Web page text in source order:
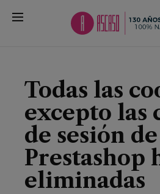
Todas las
excepto las
de sesión de
Prestashop
eliminadas